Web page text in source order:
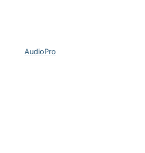
AudioPro